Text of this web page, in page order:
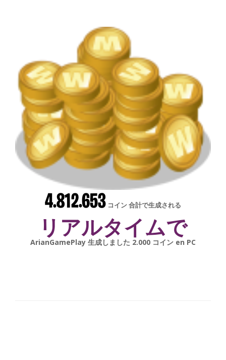
4.812.653 コイン 合計で生成される
リアルタイムで
gonsabella生成しました 6.000コイン enAndroid